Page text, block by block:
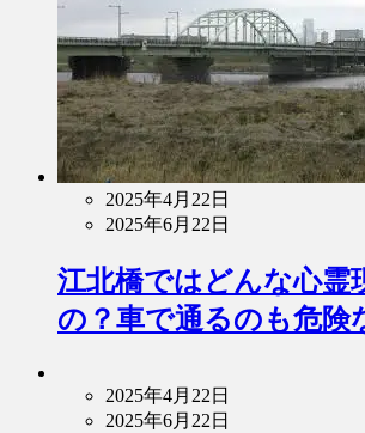
2025年4月22日
2025年6月22日
江北橋ではどんな心霊
の？車で通るのも危険
2025年4月22日
2025年6月22日